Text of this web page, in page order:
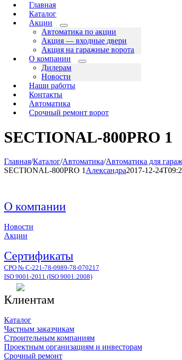
Главная
Каталог
Акции
Автоматика по акции
Акция — входные двери
Акция на гаражные ворота
О компании
Дилерам
Новости
Наши работы
Контакты
Автоматика
Срочный ремонт ворот
SECTIONAL-800PRO 1
Главная/Каталог/Автоматика/Автоматика для
SECTIONAL-800PRO 1 Александра2017-12-
О компании
Новости
Акции
Сертификаты
СРО № С-221-78-0989-78-070217
ISO 9001-2011 (ISO 9001:2008)
Клиентам
Каталог
Частным заказчикам
Строительным компаниям
Проектным организациям и инвесторам
Срочный ремонт